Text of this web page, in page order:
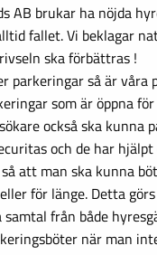
AB brukar ha nöjda
fallet. Vi beklagar
ska förbättras !
parkeringar så är våra
som är öppna
också ska kunna
och de har
att man ska kunna
för länge. Detta
från både
när man